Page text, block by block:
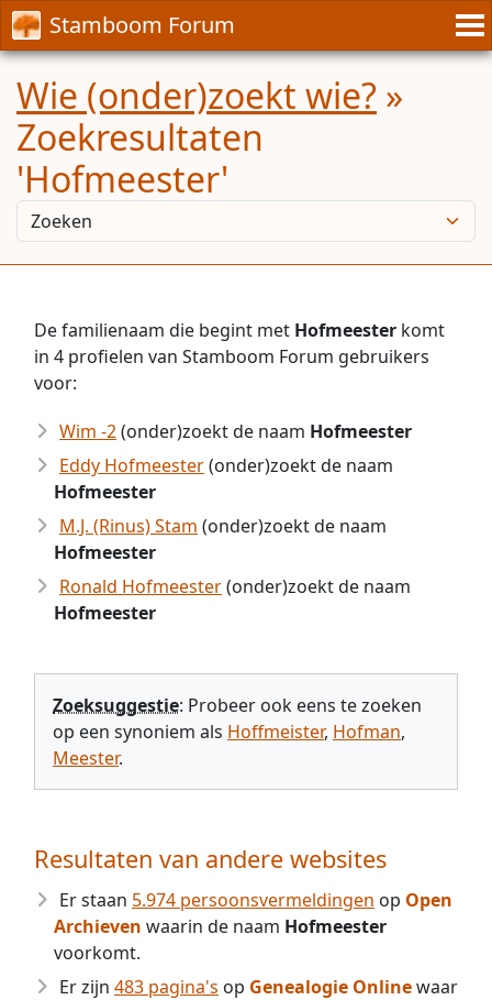
Stamboom Forum
Wie (onder)zoekt wie? »
Zoekresultaten
'Hofmeester'
De familienaam die begint met Hofmeester komt
in 4 profielen van Stamboom Forum gebruikers
voor:
Wim -2(onder)zoekt de naam Hofmeester
Eddy Hofmeester(onder)zoekt de naam
Hofmeester
M.J. (Rinus) Stam (onder)zoekt de naam
Hofmeester
Ronald Hofmeester(onder)zoekt de naam
Hofmeester
Zoeksuggestie: Probeer ook eens te zoeken
op een synoniem als Hoffmeister, Hofman,
Meester.
Resultaten van andere websites
Er staan 5.974 persoonsvermeldingen op Open
Archieven waarin de naam Hofmeester
voorkomt.
Er zijn 483 pagina's op Genealogie Onlinewaar